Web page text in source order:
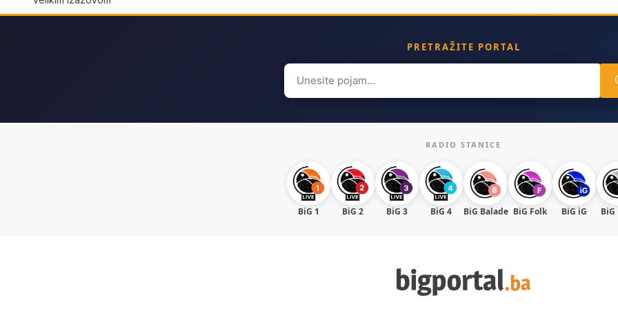
PRETRAŽITE PORTAL
Search
for:
RADIO STANICE
BiG 1 BiG 2 BiG 3 BiG 4 BiG Balade BiG Folk BiG iG BiG